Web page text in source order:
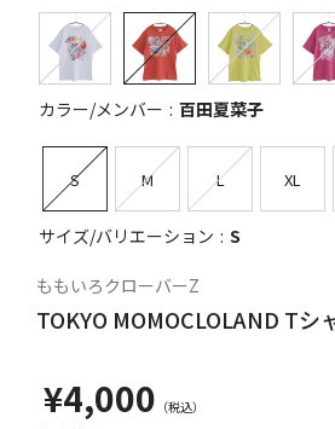
カラー/メンバー 百田夏菜子
S M L XL
サイズ/バリエーション S
ももいろクローバーZ
TOKYO MOMOCLOLAND Tシ
¥4,000